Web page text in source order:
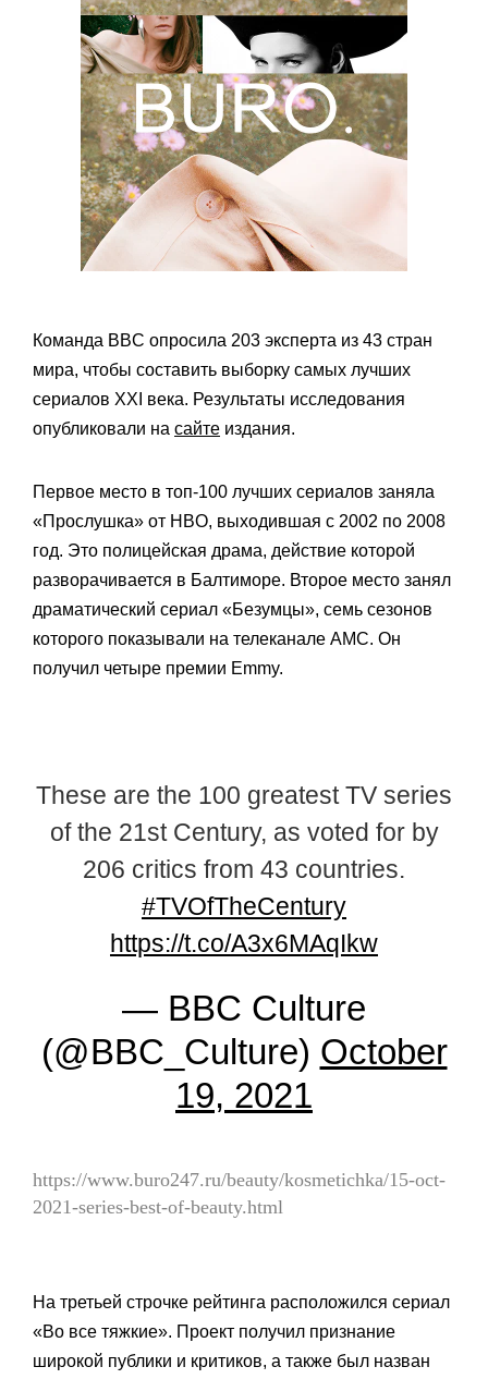
Команда BBC опросила 203 эксперта из 43 стран
мира, чтобы составить выборку самых лучших
сериалов XXI века. Результаты исследования
опубликовали на сайте издания.
Первое место в топ-100 лучших сериалов заняла
«Прослушка» от HBO, выходившая с 2002 по 2008
год. Это полицейская драма, действие которой
разворачивается в Балтиморе. Второе место занял
драматический сериал «Безумцы», семь сезонов
которого показывали на телеканале AMC. Он
получил четыре премии Emmy.
These are the 100 greatest TV series
of the 21st Century, as voted for by
206 critics from 43 countries.
#TVOfTheCentury
https://t.co/A3x6MAqIkw
— BBC Culture
(@BBC_Culture) October
19, 2021
https://www.buro247.ru/beauty/kosmetichka/15-oct-
2021-series-best-of-beauty.html
На третьей строчке рейтинга расположился сериал
«Во все тяжкие». Проект получил признание
широкой публики и критиков, а также был назван